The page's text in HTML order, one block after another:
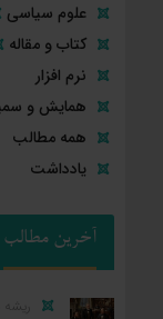
علوم سیاسی
کتاب و مقاله
نرم افزار
همایش و
همه مطالب
یادداشت
آخرین مطالب